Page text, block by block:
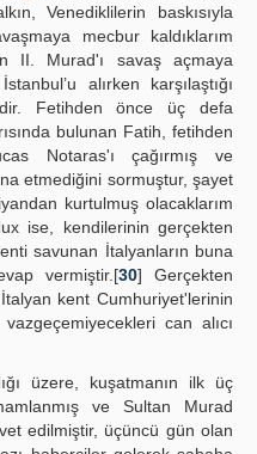
Venediklilerin baskısıyla
mecbur kaldıklarım
II. Murad'ı savaş açmaya
alırken karşılaştığı
Fetihden önce üç defa
bulunan Fatih, fetihden
Notaras'ı çağırmış ve
etmediğini sormuştur, şayet
kurtulmuş olacaklarım
ise, kendilerinin gerçekten
savunan İtalyanların buna
vermiştir.[30] Gerçekten
kent Cumhuriyet'lerinin
can alıcı
üzere, kuşatmanın ilk üç
ve Sultan Murad
edilmiştir, üçüncü gün olan